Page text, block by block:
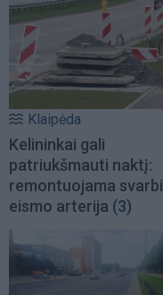
Klaipėda
Kelininkai gali
patriukšmauti naktį:
remontuojama svarbi
eismo arterija (3)